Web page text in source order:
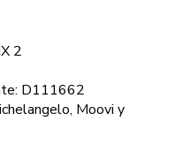
2
D111662
Moovi y